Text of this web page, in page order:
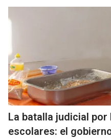
La batalla judicial
escolares: el